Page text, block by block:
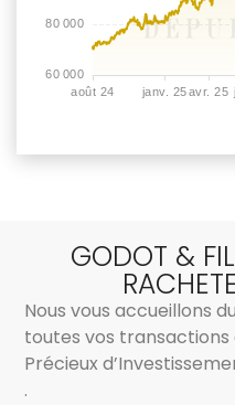
GODOT &
Nous vous accueillons
toutes vos transactions
Précieux
.